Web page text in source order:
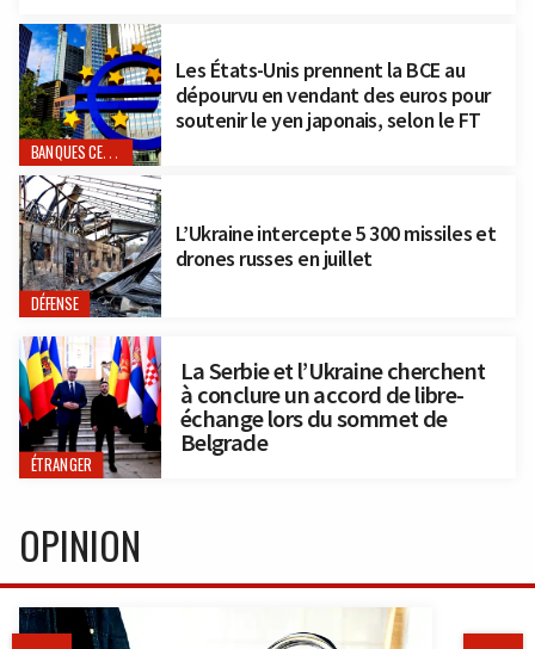
BANQUES CENTRALES
Les États-Unis prennent la BCE au
dépourvu en vendant des euros pour
soutenir le yen japonais, selon le FT
DÉFENSE
L’Ukraine intercepte 5 300 missiles et
drones russes en juillet
ÉTRANGER
La Serbie et l’Ukraine cherchent
à conclure un accord de libre-
échange lors du sommet de
Belgrade
OPINION